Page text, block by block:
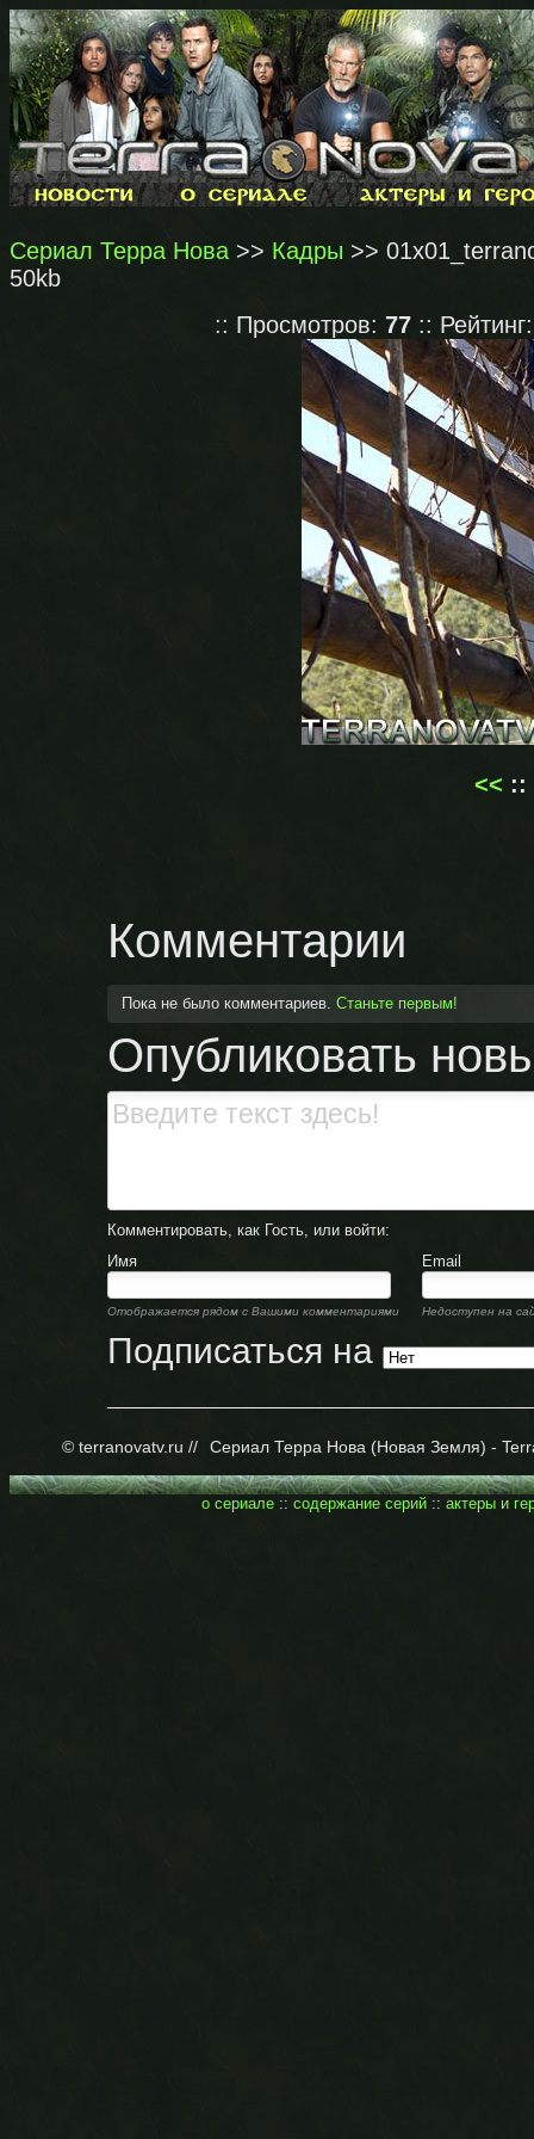
Сериал Терра Нова >> Кадры >>
50kb
:: Просмотров: 77::
<< ::
Комментарии
Пока не было комментариев. Станьте первым!
Опубликовать
Комментировать, как Гость, или войти:
Имя
Email
Отображается рядом с Вашими комментариями Недоступен на
Подписаться на
© terranovatv.ru // Сериал Терра Нова (Новая Земля) -
о сериале:: содержание серий:: актеры и